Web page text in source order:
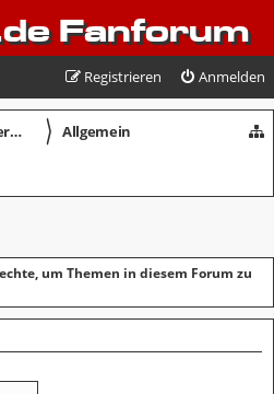
Fanforum
Anmelden
Registrieren
〉 Allgemein
um Themen in diesem Forum zu